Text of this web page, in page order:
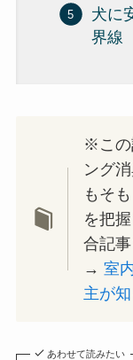
犬に
界線
※この
ング
もそ
を把
合記事
→室
主が
あわせて読みたい